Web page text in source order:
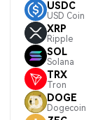
USDC
USD Coin
XRP
Ripple
SOL
Solana
TRX
Tron
DOGE
Dogecoin